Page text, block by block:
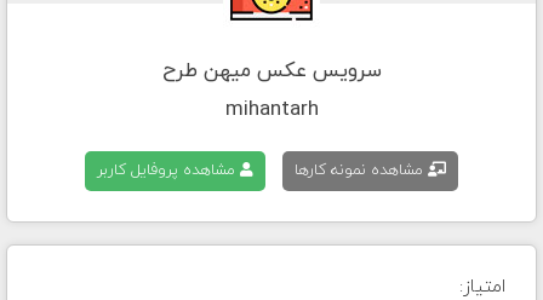
سرویس عکس میهن طرح
mihantarh
مشاهده نمونه کارها مشاهده پروفایل کاربر
امتیاز: